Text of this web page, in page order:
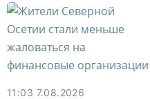
11:03 7.08.2026